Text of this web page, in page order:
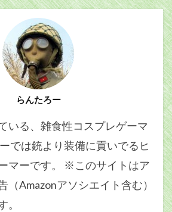
らんたろー
いる、雑食性コスプレゲーマ
では銃より装備に貢いでるヒ
マーです。 ※このサイトはア
（Amazonアソシエイト含む）
。